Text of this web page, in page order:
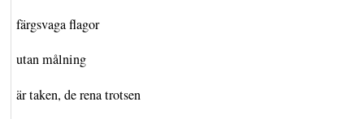
färgsvaga flagor
utan målning
är taken, de rena trotsen